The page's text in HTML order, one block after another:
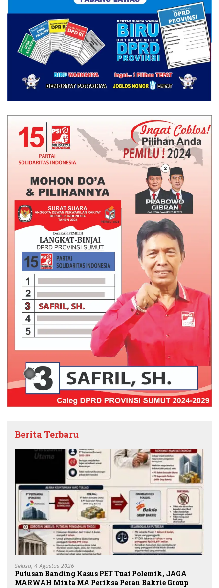
Berita Terbaru
Selasa, 4 Agustus 2026
Putusan Banding Kasus PET Tuai Polemik, JAGA
MARWAH Minta MA Periksa Peran Bakrie Group